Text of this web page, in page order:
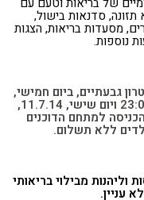
תזונה, סדנאות בישול,
מסעדות בריאות, הצגות
נוספות.
גבעתיים, ביום חמישי,
10.7.14, 23:00-17:30 ויום שישי, 11.7.14,
08:30 – הכניסה למתחם הדוכנים
ללא תשלום.
וליהנות מבילוי בריאותי
עניין.